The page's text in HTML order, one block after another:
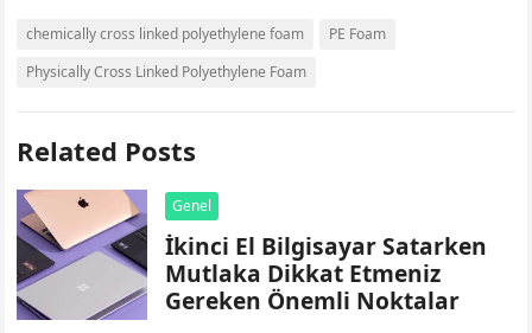
chemically cross linked polyethylene foam
PE Foam
Physically Cross Linked Polyethylene Foam
Related Posts
Genel
İkinci El Bilgisayar Satarken
Mutlaka Dikkat Etmeniz
Gereken Önemli Noktalar